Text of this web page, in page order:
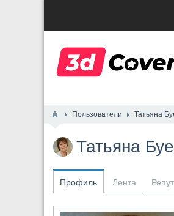
Пользователи Татьяна
Татьяна
Профиль Лента